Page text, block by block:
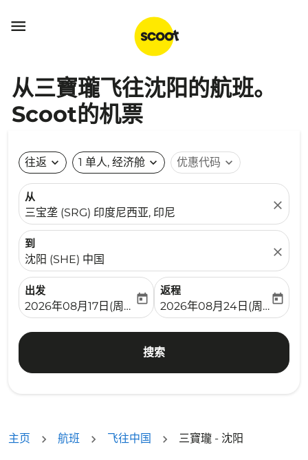

从三寶瓏飞往沈阳的航班。
Scoot的机票
往返 expand_more 1 单人, 经济舱 expand_more 优惠代码 expand_more
从
三宝垄 (SRG) 印度尼西亚, 印尼
close
到
沈阳 (SHE) 中国
close
出发
fc-booking-departure-date-aria-label
2026年08月17日(周一)
today
返程
fc-booking-return-date-
2026年08月24日(周一)
today
搜索
主页 航班 飞往中国 三寶瓏 - 沈阳